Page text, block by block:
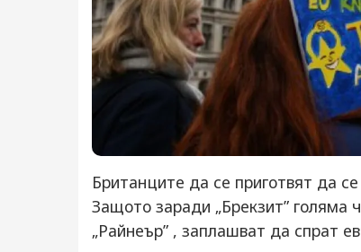
Британците да се приготвят да
Защото заради „Брекзит” голяма
„Райнеър” , заплашват да спрат